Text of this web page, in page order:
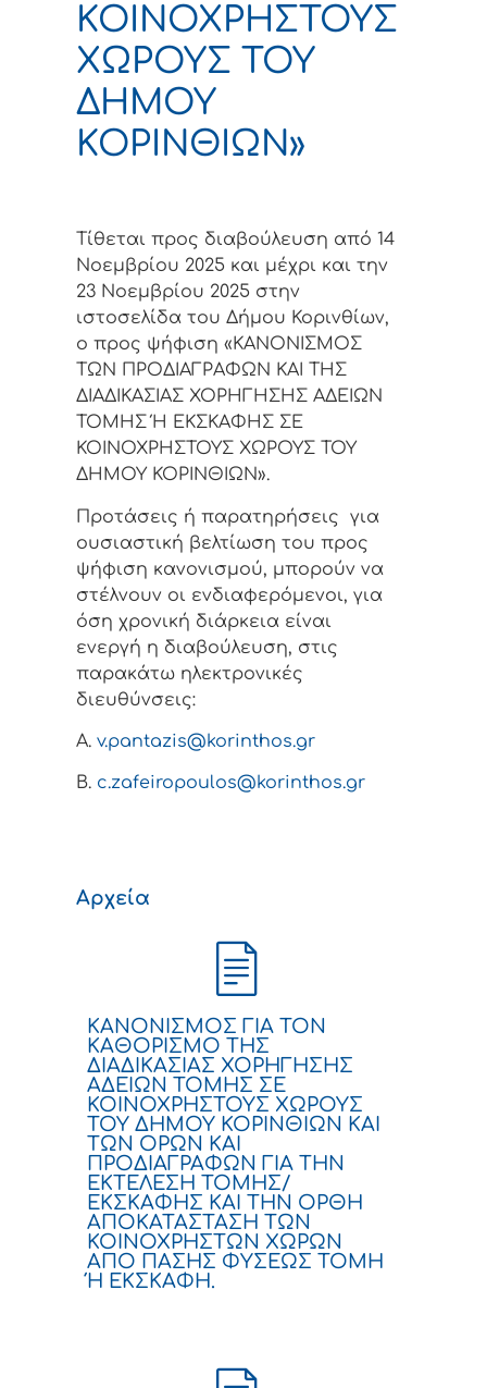
ΚΟΙΝΟΧΡΗΣΤΟΥΣ
ΧΩΡΟΥΣ ΤΟΥ
ΔΗΜΟΥ
ΚΟΡΙΝΘΙΩΝ»
Τίθεται προς διαβούλευση από 14
Νοεμβρίου 2025 και μέχρι και την
23 Νοεμβρίου 2025 στην
ιστοσελίδα του Δήμου Κορινθίων,
ο προς ψήφιση «ΚΑΝΟΝΙΣΜΟΣ
ΤΩΝ ΠΡΟΔΙΑΓΡΑΦΩΝ ΚΑΙ ΤΗΣ
ΔΙΑΔΙΚΑΣΙΑΣ ΧΟΡΗΓΗΣΗΣ ΑΔΕΙΩΝ
ΤΟΜΗΣ Ή ΕΚΣΚΑΦΗΣ ΣΕ
ΚΟΙΝΟΧΡΗΣΤΟΥΣ ΧΩΡΟΥΣ ΤΟΥ
ΔΗΜΟΥ ΚΟΡΙΝΘΙΩΝ».
Προτάσεις ή παρατηρήσεις για
ουσιαστική βελτίωση του προς
ψήφιση κανονισμού, μπορούν να
στέλνουν οι ενδιαφερόμενοι, για
όση χρονική διάρκεια είναι
ενεργή η διαβούλευση, στις
παρακάτω ηλεκτρονικές
διευθύνσεις:
Α. v.pantazis@korinthos.gr
Β. c.zafeiropoulos@korinthos.gr
Αρχεία
ΚΑΝΟΝΙΣΜΟΣ ΓΙΑ ΤΟΝ
ΚΑΘΟΡΙΣΜΟ ΤΗΣ
ΔΙΑΔΙΚΑΣΙΑΣ ΧΟΡΗΓΗΣΗΣ
ΑΔΕΙΩΝ ΤΟΜΗΣ ΣΕ
ΚΟΙΝΟΧΡΗΣΤΟΥΣ ΧΩΡΟΥΣ
ΤΟΥ ΔΗΜΟΥ ΚΟΡΙΝΘΙΩΝ ΚΑΙ
ΤΩΝ ΟΡΩΝ ΚΑΙ
ΠΡΟΔΙΑΓΡΑΦΩΝ ΓΙΑ ΤΗΝ
ΕΚΤΕΛΕΣΗ ΤΟΜΗΣ/
ΕΚΣΚΑΦΗΣ ΚΑΙ ΤΗΝ ΟΡΘΗ
ΑΠΟΚΑΤΑΣΤΑΣΗ ΤΩΝ
ΚΟΙΝΟΧΡΗΣΤΩΝ ΧΩΡΩΝ
ΑΠΟ ΠΑΣΗΣ ΦΥΣΕΩΣ ΤΟΜΗ
Ή ΕΚΣΚΑΦΗ.